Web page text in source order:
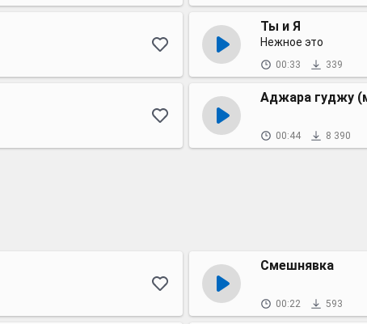
Ты и Я
Нежное это
00:33 339
Аджара гуджу
00:44 8 390
Смешнявка
00:22 593